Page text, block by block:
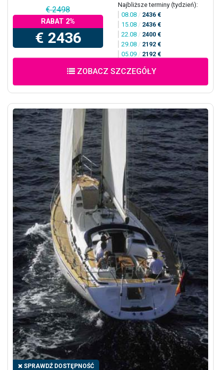
€ 2498
RABAT 2%
€ 2436
Najbliższe terminy (tydzień):
08.08 / 2436 €
15.08 / 2436 €
22.08 / 2400 €
29.08 / 2192 €
05.09 / 2192 €
ZOBACZ SZCZEGÓŁY
SPRAWDŹ DOSTĘPNOŚĆ